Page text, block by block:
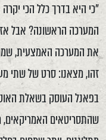
"כי היא בדרך כלל הכי
המערכה הראשונה? אבל
את המערכה האמצעית,
זהו, מצאנו: סרט של שתי
בפאנל העוסק בשאלת
שהתסריטאים